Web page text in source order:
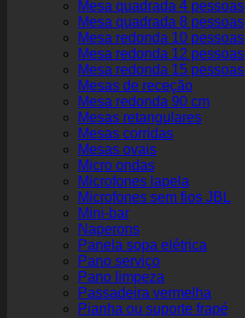
Mesa quadrada 4 pessoas
Mesa quadrada 8 pessoas
Mesa redonda 10 pessoas
Mesa redonda 12 pessoas
Mesa redonda 15 pessoas
Mesas de receção
Mesa redonda 90 cm
Mesas retangulares
Mesas corridas
Mesas ovais
Micro ondas
Microfones lapela
Microfones sem fios JBL
Mini-bar
Naperons
Panela sopa elétrica
Pano serviço
Pano limpeza
Passadeira vermelha
Pianha ou suporte frapé